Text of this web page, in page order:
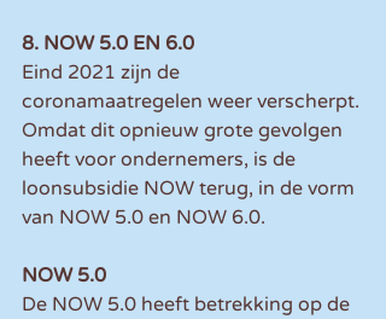
8. NOW 5.0 EN 6.0
Eind 2021 zijn de
coronamaatregelen weer verscherpt.
Omdat dit opnieuw grote gevolgen
heeft voor ondernemers, is de
loonsubsidie NOW terug, in de vorm
van NOW 5.0 en NOW 6.0.
NOW 5.0
De NOW 5.0 heeft betrekking op de